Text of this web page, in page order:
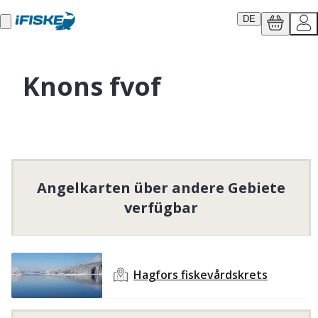
DE
Knons fvof
Angelkarten über andere Gebiete
verfügbar
Hagfors fiskevårdskrets